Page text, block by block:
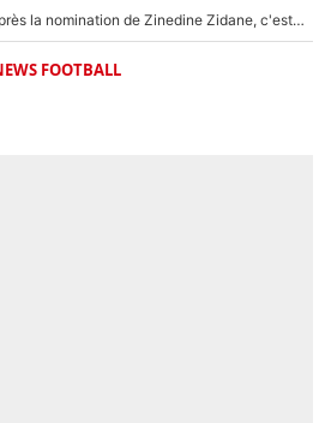
Equipe de France : 10 jours après la nomination de Zinedine Zidane, c'est au tour de son fils de prendre un nouveau départ !
FOOTBALL